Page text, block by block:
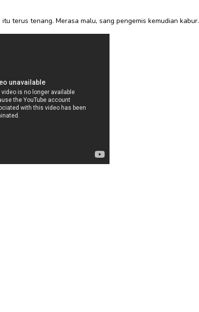
terus tenang. Merasa malu, sang pengemis kemudian kabur.